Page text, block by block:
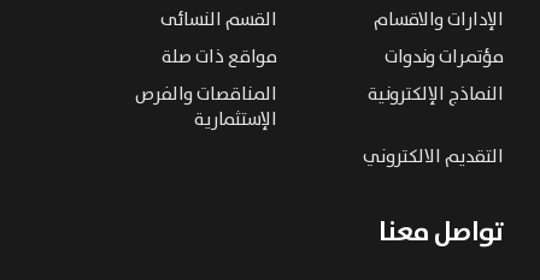
الإدارات والاقسام
القسم النسائى
مؤتمرات وندوات
مواقع ذات صلة
النماذج الإلكترونية
المناقصات والفرص
الإستثمارية
التقديم الالكتروني
تواصل معنا